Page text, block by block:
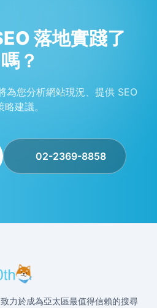
落地實踐了
嗎？
您分析網站現況、提供 SEO
略建議。
02-2369-8858
力於成為亞太區最值得信賴的搜尋